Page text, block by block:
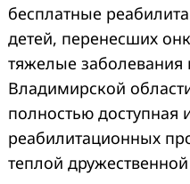
бесплатные
детей, перенесших
тяжелые заболевания
Владимирской
полностью доступная
реабилитационных
теплой